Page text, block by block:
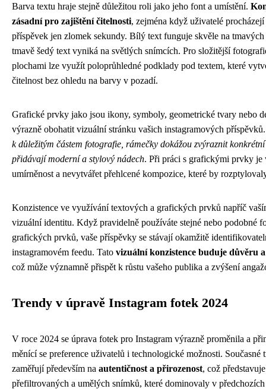
Barva textu hraje stejně důležitou roli jako jeho font a umístění.
zásadní pro zajištění čitelnosti, zejména když uživatelé
příspěvek jen zlomek sekundy. Bílý text funguje skvěle na
tmavě šedý text vyniká na světlých snímcích. Pro složitější
plochami lze využít poloprůhledné podklady pod textem, které
čitelnost bez ohledu na barvy v pozadí.
Grafické prvky jako jsou ikony, symboly, geometrické tvary nebo
výrazně obohatit vizuální stránku vašich instagramových
k důležitým částem fotografie, rámečky dokážou zvýraznit
přidávají moderní a stylový nádech. Při práci s grafickými prvky je
umírněnost a nevytvářet přehlcené kompozice, které by
Konzistence ve využívání textových a grafických prvků napříč
vizuální identitu. Když pravidelně používáte stejné nebo podobné
grafických prvků, vaše příspěvky se stávají okamžitě
instagramovém feedu. Tato vizuální konzistence buduje důvěru
což může významně přispět k růstu vašeho publika a zvýšení
Trendy v úpravě Instagram fotek 2024
V roce 2024 se úprava fotek pro Instagram výrazně proměnila a
měnící se preference uživatelů i technologické možnosti. Současné
zaměřují především na autentičnost a přirozenost, což
přefiltrovaných a umělých snímků, které dominovaly v předchozích